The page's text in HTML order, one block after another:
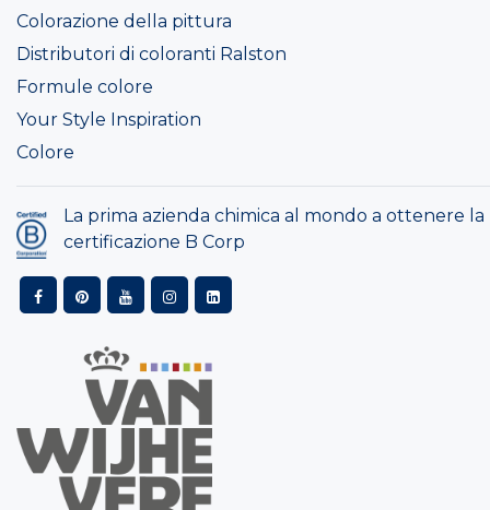
Colorazione della pittura
Distributori di coloranti Ralston
Formule colore
Your Style Inspiration
Colore
La prima azienda chimica al mondo a ottenere la
certificazione B Corp